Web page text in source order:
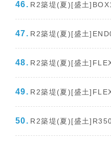
R2築堤(夏)[盛土
R2築堤(夏)[盛土
R2築堤(夏)[盛土
R2築堤(夏)[盛土
R2築堤(夏)[盛土